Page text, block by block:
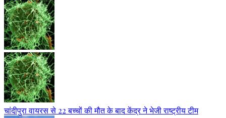
चांदीपुरा वायरस से 22 बच्चों की मौत के बाद केंद्र ने भेजी राष्ट्रीय टीम